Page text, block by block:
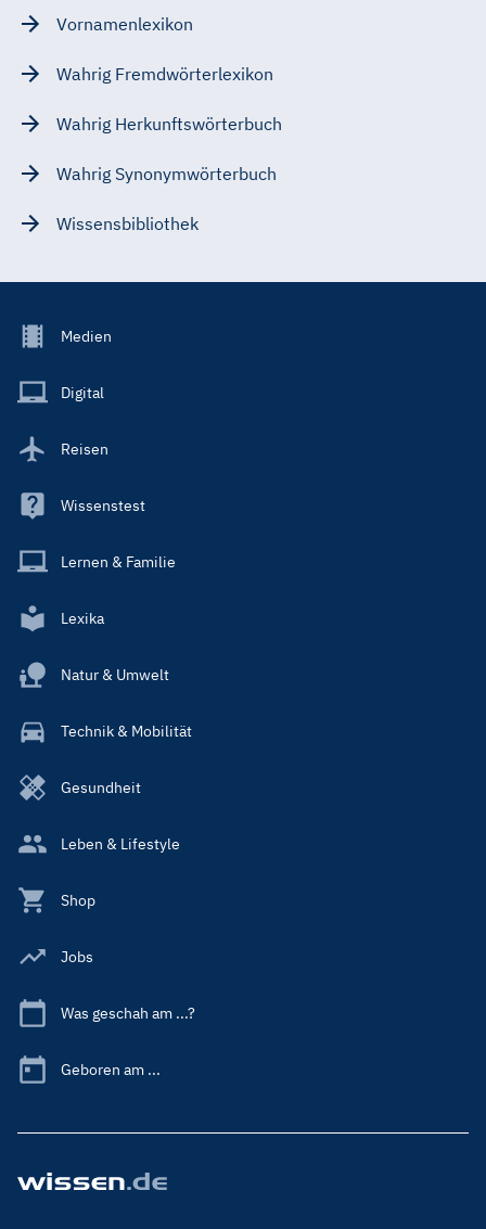
Vornamenlexikon
Wahrig Fremdwörterlexikon
Wahrig Herkunftswörterbuch
Wahrig Synonymwörterbuch
Wissensbibliothek
Footer
Main
Medien
Digital
Reisen
Wissenstest
Lernen & Familie
Lexika
Natur & Umwelt
Technik & Mobilität
Gesundheit
Leben & Lifestyle
Shop
Jobs
Was geschah am ...?
Geboren am ...